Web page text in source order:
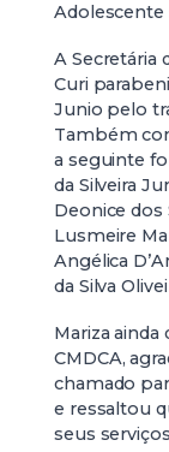
A Secretária
Curi
Junio pelo
Também
a seguinte
da Silveira
Deonice dos
Lusmeire
Angélica
da Silva
Mariza
CMDCA,
chamado
e ressaltou
seus